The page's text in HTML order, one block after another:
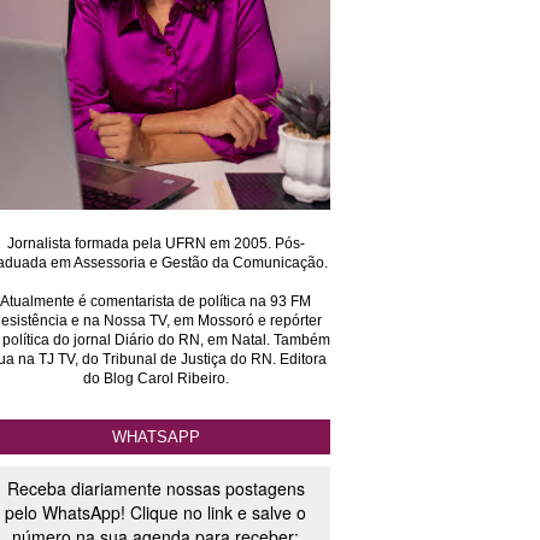
Jornalista formada pela UFRN em 2005. Pós-
em Assessoria e Gestão da Comunicação.
Atualmente é comentarista de política na 93 FM
e na Nossa TV, em Mossoró e repórter
do jornal Diário do RN, em Natal. Também
na TJ TV, do Tribunal de Justiça do RN. Editora
do Blog Carol Ribeiro.
WHATSAPP
Receba diariamente nossas postagens
pelo WhatsApp! Clique no link e salve o